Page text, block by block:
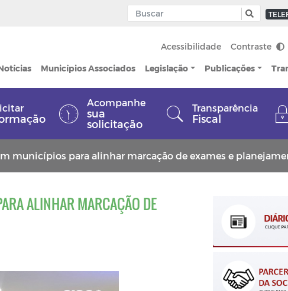
Acessibilidade Contraste
Municípios Associados Legislação Publicações
Acompanhe
sua
solicitação
Transparência
Fiscal
municípios para alinhar marcação de exames e
ALINHAR MARCAÇÃO DE